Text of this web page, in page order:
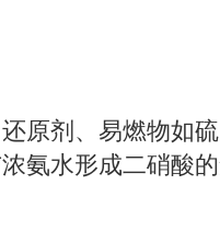
原剂、易燃物如
氨水形成二硝酸